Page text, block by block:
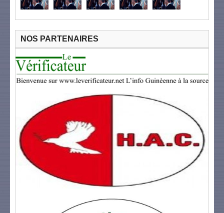
NOS PARTENAIRES